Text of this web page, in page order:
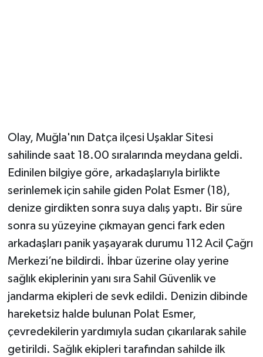
Olay, Muğla'nın Datça ilçesi Uşaklar Sitesi
sahilinde saat 18.00 sıralarında meydana geldi.
Edinilen bilgiye göre, arkadaşlarıyla birlikte
serinlemek için sahile giden Polat Esmer (18),
denize girdikten sonra suya dalış yaptı. Bir süre
sonra su yüzeyine çıkmayan genci fark eden
arkadaşları panik yaşayarak durumu 112 Acil Çağrı
Merkezi’ne bildirdi. İhbar üzerine olay yerine
sağlık ekiplerinin yanı sıra Sahil Güvenlik ve
jandarma ekipleri de sevk edildi. Denizin dibinde
hareketsiz halde bulunan Polat Esmer,
çevredekilerin yardımıyla sudan çıkarılarak sahile
getirildi. Sağlık ekipleri tarafından sahilde ilk